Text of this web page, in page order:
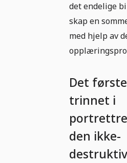
det endelige
skap en
med hjelp av
Det første
trinnet i
den ikke-